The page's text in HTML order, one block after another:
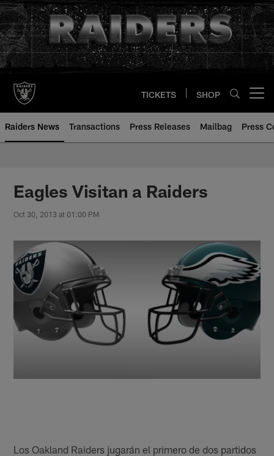
Skip
to
main
content
TICKETS SHOP
Raiders News Transactions Press Releases Mailbag Press
Eagles Visitan a Raiders
Oct 30, 2013 at 01:00 PM
Los Oakland Raiders jugarán el primero de dos partidos